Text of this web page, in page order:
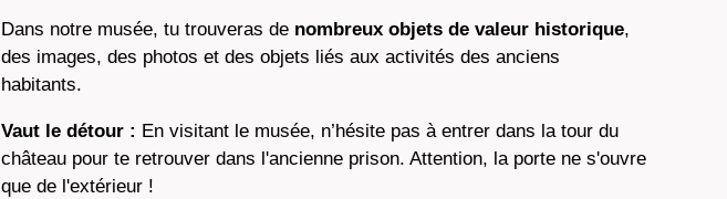
Dans notre musée, tu trouveras de nombreux objets de valeur historique,
des images, des photos et des objets liés aux activités des anciens
habitants.
Vaut le détour : En visitant le musée, n’hésite pas à entrer dans la tour du
château pour te retrouver dans l'ancienne prison. Attention, la porte ne s'ouvre
que de l'extérieur !